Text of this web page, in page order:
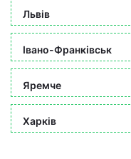
Львів
Івано-Франківськ
Яремче
Харків